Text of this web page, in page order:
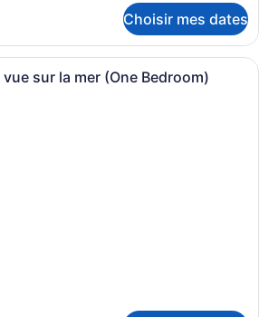
Choisir mes dates
Suite, 1 très grand lit, vue sur la
sur la mer (One Bedroom)